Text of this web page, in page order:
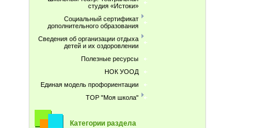
студия «Истоки»
Социальный сертификат
дополнительного образования
Сведения об организации отдыха
детей и их оздоровлении
Полезные ресурсы
НОК УООД
Единая модель профориентации
ТОР "Моя школа"
Категории раздела